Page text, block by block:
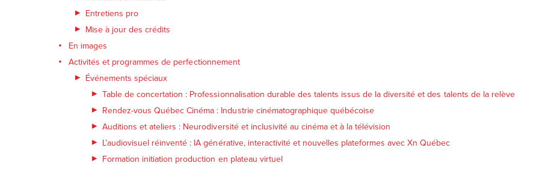
Entretiens pro
Mise à jour des crédits
En images
Activités et programmes de perfectionnement
Événements spéciaux
Table de concertation : Professionnalisation durable des talents issus de la diversité et des talents de la relève
Rendez-vous Québec Cinéma : Industrie cinématographique québécoise
Auditions et ateliers : Neurodiversité et inclusivité au cinéma et à la télévision
L’audiovisuel réinventé : IA générative, interactivité et nouvelles plateformes avec Xn Québec
Formation initiation production en plateau virtuel